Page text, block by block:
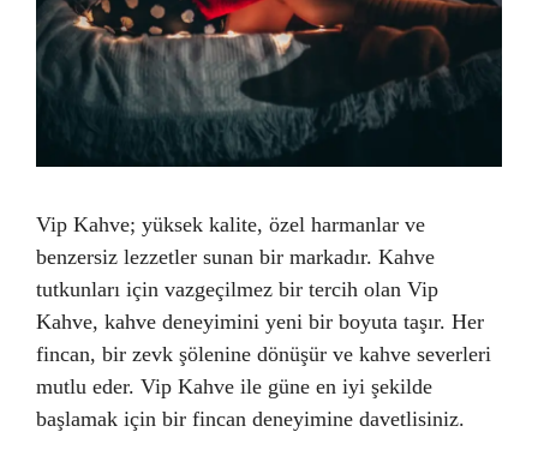
Vip Kahve; yüksek kalite, özel harmanlar ve
benzersiz lezzetler sunan bir markadır. Kahve
tutkunları için vazgeçilmez bir tercih olan Vip
Kahve, kahve deneyimini yeni bir boyuta taşır. Her
fincan, bir zevk şölenine dönüşür ve kahve severleri
mutlu eder. Vip Kahve ile güne en iyi şekilde
başlamak için bir fincan deneyimine davetlisiniz.